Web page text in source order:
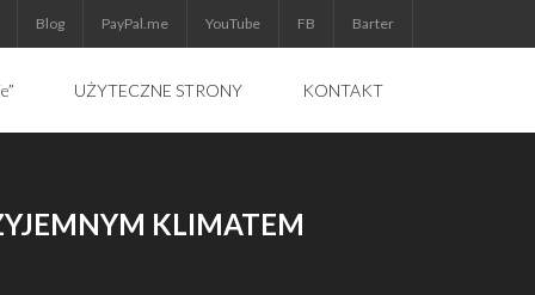
Blog PayPal.me YouTube FB Barter
UŻYTECZNE STRONY KONTAKT
KLIMATEM